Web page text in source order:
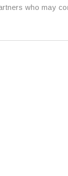
who may